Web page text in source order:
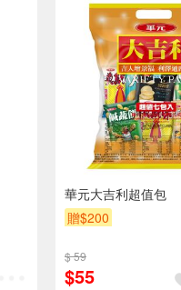
華元大吉利超值包
贈$200
$ 59
$55